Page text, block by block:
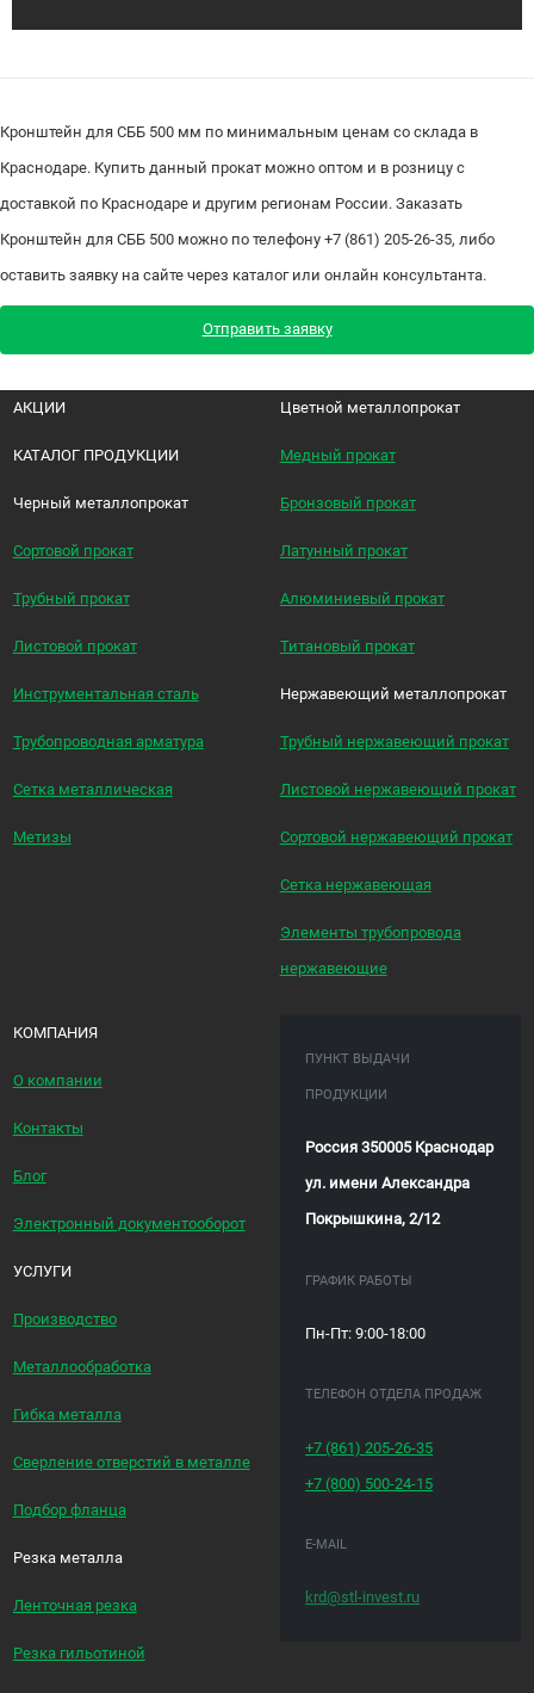
Кронштейн для СББ 500 мм по минимальным ценам со склада в
Краснодаре. Купить данный прокат можно оптом и в розницу с
доставкой по Краснодаре и другим регионам России. Заказать
Кронштейн для СББ 500 можно по телефону +7 (861) 205-26-35, либо
оставить заявку на сайте через каталог или онлайн консультанта.
Отправить заявку
АКЦИИ
КАТАЛОГ ПРОДУКЦИИ
Черный металлопрокат
Сортовой прокат
Трубный прокат
Листовой прокат
Инструментальная сталь
Трубопроводная арматура
Сетка металлическая
Метизы
Цветной металлопрокат
Медный прокат
Бронзовый прокат
Латунный прокат
Алюминиевый прокат
Титановый прокат
Нержавеющий металлопрокат
Трубный нержавеющий прокат
Листовой нержавеющий прокат
Сортовой нержавеющий прокат
Сетка нержавеющая
Элементы трубопровода
нержавеющие
КОМПАНИЯ
О компании
Контакты
Блог
Электронный документооборот
УСЛУГИ
Производство
Металлообработка
Гибка металла
Сверление отверстий в металле
Подбор фланца
Резка металла
Ленточная резка
Резка гильотиной
ПУНКТ ВЫДАЧИ
ПРОДУКЦИИ
Россия 350005 Краснодар
ул. имени Александра
Покрышкина, 2/12
ГРАФИК РАБОТЫ
Пн-Пт: 9:00-18:00
ТЕЛЕФОН ОТДЕЛА ПРОДАЖ
+7 (861)205-26-35
+7 (800) 500-24-15
E-MAIL
krd@stl-invest.ru